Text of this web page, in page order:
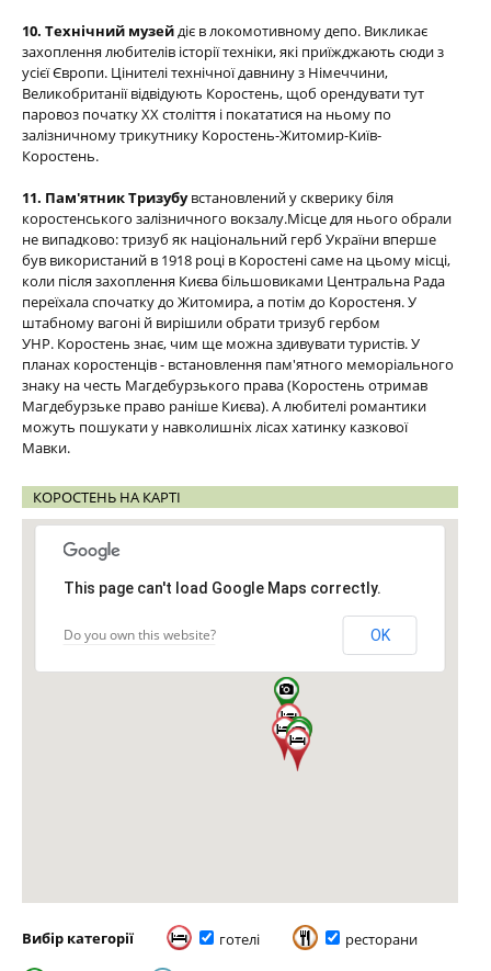
10. Технічний музейдіє в локомотивному депо. Викликає
захоплення любителів історії техніки, які приїжджають сюди з
усієї Європи. Цінителі технічної давнину з Німеччини,
Великобританії відвідують Коростень, щоб орендувати тут
паровоз початку ХХ століття і покататися на ньому по
залізничному трикутнику Коростень-Житомир-Київ-
Коростень.
11. Пам'ятник Тризубувстановлений у скверику біля
коростенського залізничного вокзалу.Місце для нього обрали
не випадково: тризуб як національний герб України вперше
був використаний в 1918 році в Коростені саме на цьому місці,
коли після захоплення Києва більшовиками Центральна Рада
переїхала спочатку до Житомира, а потім до Коростеня. У
штабному вагоні й вирішили обрати тризуб гербом
УНР. Коростень знає, чим ще можна здивувати туристів. У
планах коростенців - встановлення пам'ятного меморіального
знаку на честь Магдебурзького права (Коростень отримав
Магдебурзьке право раніше Києва). А любителі романтики
можуть пошукати у навколишніх лісах хатинку казкової
Мавки.
КОРОСТЕНЬ НА КАРТІ
This page can't load Google Maps correctly.
Do you own this website? OK
Вибір категорії готелі ресторани